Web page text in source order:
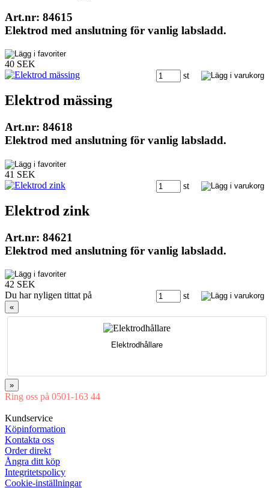
Art.nr: 84615
Elektrod med anslutning för vanlig labsladd.
40 SEK
st
Elektrod mässing
Art.nr: 84618
Elektrod med anslutning för vanlig labsladd.
41 SEK
st
Elektrod zink
Art.nr: 84621
Elektrod med anslutning för vanlig labsladd.
42 SEK
st
Du har nyligen tittat på
«
Elektrodhållare
»
Ring oss på 0501-163 44
Kundservice
Köpinformation
Kontakta oss
Order direkt
Ångra ditt köp
Integritetspolicy
Cookie-inställningar